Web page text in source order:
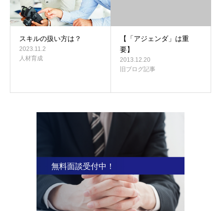
スキルの扱い方は？
2023.11.2
人材育成
【「アジェンダ」は重
要】
2013.12.20
旧ブログ記事
無料面談受付中！